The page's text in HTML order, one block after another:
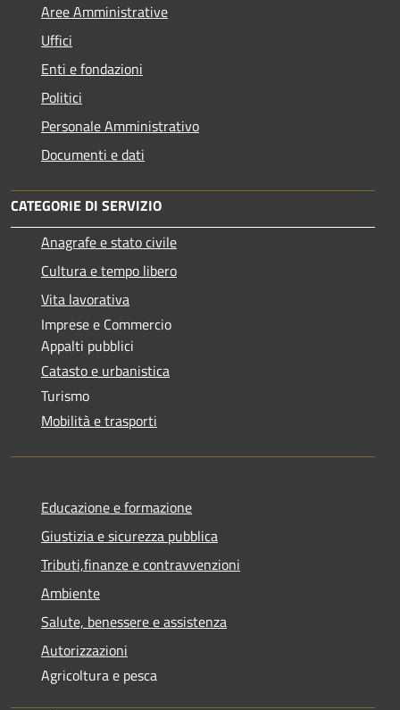
Aree Amministrative
Uffici
Enti e fondazioni
Politici
Personale Amministrativo
Documenti e dati
CATEGORIE DI SERVIZIO
Anagrafe e stato civile
Cultura e tempo libero
Vita lavorativa
Imprese e Commercio
Appalti pubblici
Catasto e urbanistica
Turismo
Mobilità e trasporti
Educazione e formazione
Giustizia e sicurezza pubblica
Tributi,finanze e contravvenzioni
Ambiente
Salute, benessere e assistenza
Autorizzazioni
Agricoltura e pesca